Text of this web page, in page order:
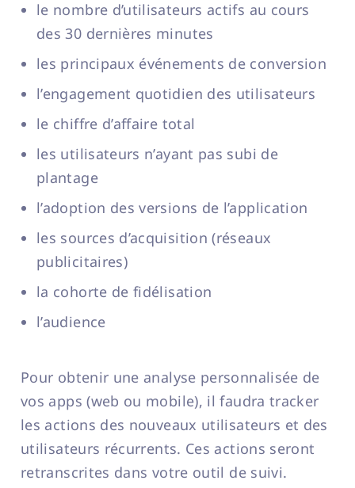
le nombre d’utilisateurs actifs au cours
des 30 dernières minutes
les principaux événements de conversion
l’engagement quotidien des utilisateurs
le chiffre d’affaire total
les utilisateurs n’ayant pas subi de
plantage
l’adoption des versions de l’application
les sources d’acquisition (réseaux
publicitaires)
la cohorte de fidélisation
l’audience
Pour obtenir une analyse personnalisée de
vos apps (web ou mobile), il faudra tracker
les actions des nouveaux utilisateurs et des
utilisateurs récurrents. Ces actions seront
retranscrites dans votre outil de suivi.